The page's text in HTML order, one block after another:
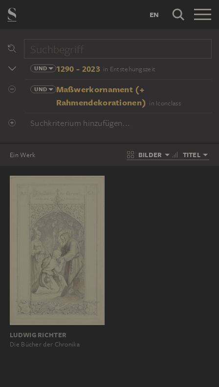
EN
UND 1290 - 2023 in Entstehungszeit
UND
Maßwerkornament (+
Rahmendekorationen) in Iconclass
Suchkriterium hinzufügen...
Ein Werk BILDER TITEL
LUDWIG RICHTER
Die Bücher der Chronika